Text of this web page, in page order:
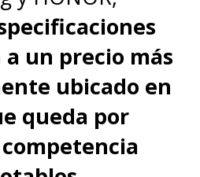
que al resto
bien limitado,
este punto,
15 como capa
un precio más
ubicado en
queda por